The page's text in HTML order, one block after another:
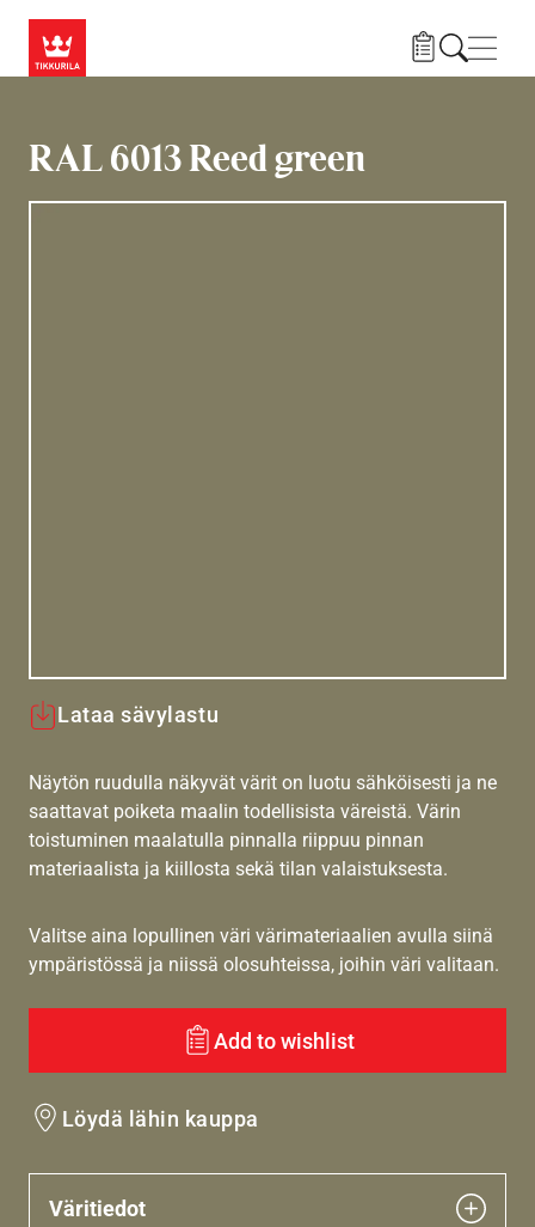
RAL 6013 Reed green
Lataa sävylastu
Näytön ruudulla näkyvät värit on luotu sähköisesti ja ne
saattavat poiketa maalin todellisista väreistä. Värin
toistuminen maalatulla pinnalla riippuu pinnan
materiaalista ja kiillosta sekä tilan valaistuksesta.
Valitse aina lopullinen väri värimateriaalien avulla siinä
ympäristössä ja niissä olosuhteissa, joihin väri valitaan.
Add to wishlist
Löydä lähin kauppa
Väritiedot